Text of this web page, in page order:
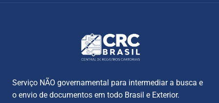
Serviço NÃO governamental para intermediar a busca e
o envio de documentos em todo Brasil e Exterior.